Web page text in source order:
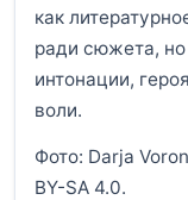
как
ради сюжета,
интонации,
воли.
Фото: Darja
BY-SA 4.0.